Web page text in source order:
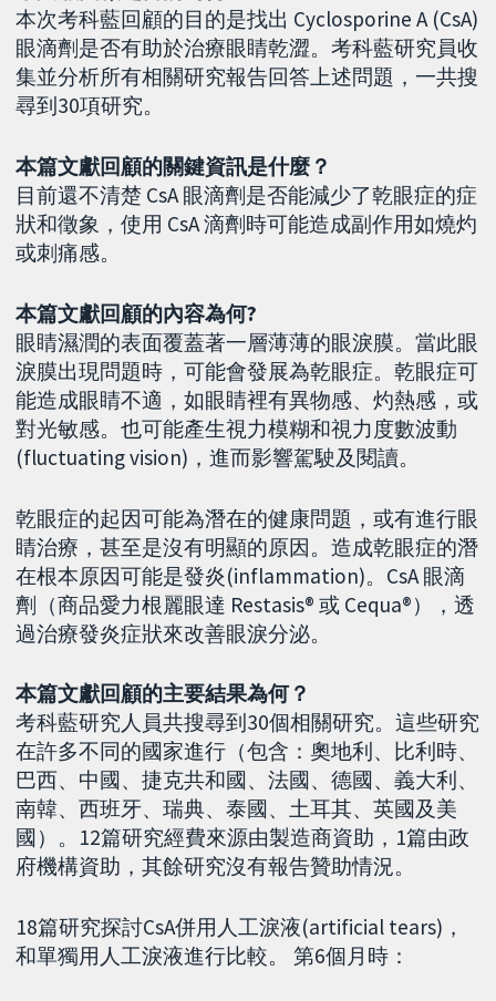
本次考科藍回顧的目的是找出 Cyclosporine A (CsA)
眼滴劑是否有助於治療眼睛乾澀。考科藍研究員收
集並分析所有相關研究報告回答上述問題，一共搜
尋到30項研究。
本篇文獻回顧的關鍵資訊是什麼？
目前還不清楚 CsA 眼滴劑是否能減少了乾眼症的症
狀和徵象，使用 CsA 滴劑時可能造成副作用如燒灼
或刺痛感。
本篇文獻回顧的內容為何?
眼睛濕潤的表面覆蓋著一層薄薄的眼淚膜。當此眼
淚膜出現問題時，可能會發展為乾眼症。乾眼症可
能造成眼睛不適，如眼睛裡有異物感、灼熱感，或
對光敏感。也可能產生視力模糊和視力度數波動
(fluctuating vision)，進而影響駕駛及閱讀。
乾眼症的起因可能為潛在的健康問題，或有進行眼
睛治療，甚至是沒有明顯的原因。造成乾眼症的潛
在根本原因可能是發炎(inflammation)。CsA 眼滴
劑（商品愛力根麗眼達 Restasis® 或 Cequa®），透
過治療發炎症狀來改善眼淚分泌。
本篇文獻回顧的主要結果為何？
考科藍研究人員共搜尋到30個相關研究。這些研究
在許多不同的國家進行（包含：奧地利、比利時、
巴西、中國、捷克共和國、法國、德國、義大利、
南韓、西班牙、瑞典、泰國、土耳其、英國及美
國）。12篇研究經費來源由製造商資助，1篇由政
府機構資助，其餘研究沒有報告贊助情況。
18篇研究探討CsA併用人工淚液(artificial tears)，
和單獨用人工淚液進行比較。 第6個月時：